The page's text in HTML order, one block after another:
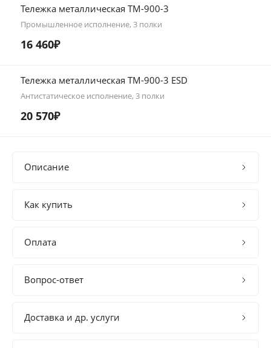
Тележка металлическая ТМ-900-3
Промышленное исполнение, 3 полки
16 460₽
Тележка металлическая ТМ-900-3 ESD
Антистатическое исполнение, 3 полки
20 570₽
Описание
Как купить
Оплата
Вопрос-ответ
Доставка и др. услуги